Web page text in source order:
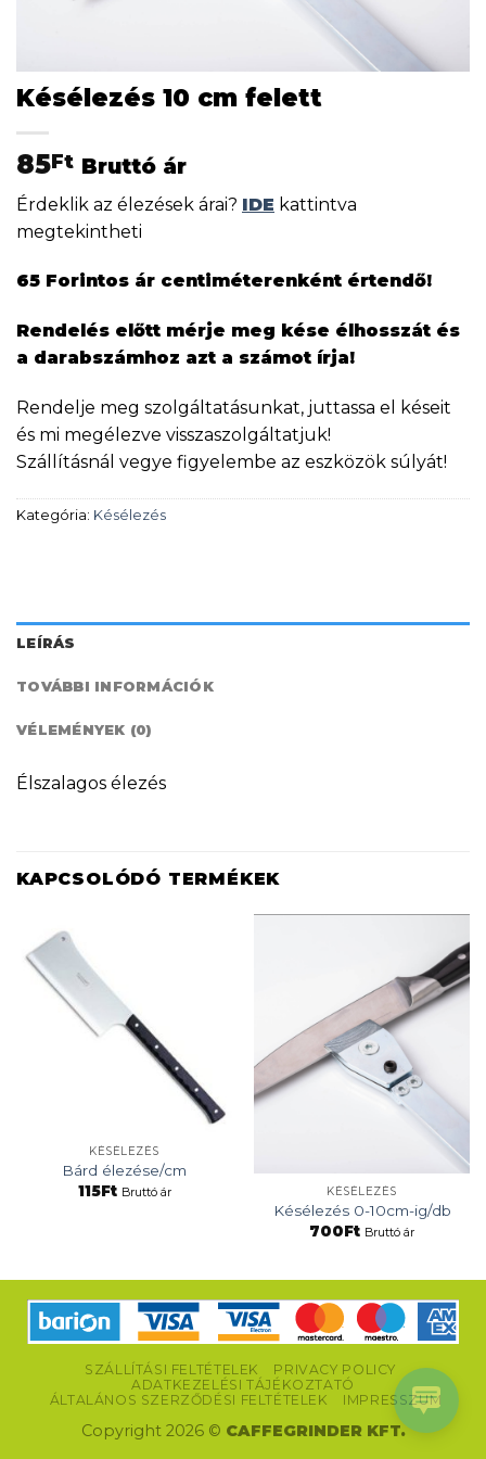
Késélezés 10 cm felett
85Ft Bruttó ár
Érdeklik az élezések árai? IDE kattintva
megtekintheti
65 Forintos ár centiméterenként értendő!
Rendelés előtt mérje meg kése élhosszát és
a darabszámhoz azt a számot írja!
Rendelje meg szolgáltatásunkat, juttassa el késeit
és mi megélezve visszaszolgáltatjuk!
Szállításnál vegye figyelembe az eszközök súlyát!
Kategória: Késélezés
LEÍRÁS
TOVÁBBI INFORMÁCIÓK
VÉLEMÉNYEK (0)
Élszalagos élezés
KAPCSOLÓDÓ TERMÉKEK
KÉSÉLEZÉS
Bárd élezése/cm
115Ft Bruttó ár KÉSÉLEZÉS
Késélezés 0-10cm-ig/db
700Ft Bruttó ár
SZÁLLÍTÁSI FELTÉTELEK
PRIVACY POLICY
ADATKEZELÉSI TÁJÉKOZTATÓ
ÁLTALÁNOS SZERZŐDÉSI FELTÉTELEK
IMPRESSZUM
Copyright 2026 © CAFFEGRINDER KFT.